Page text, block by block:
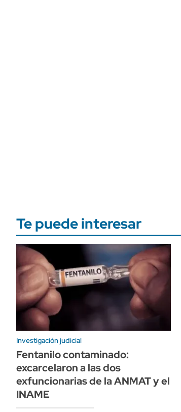
Te puede interesar
Investigación judicial
Fentanilo contaminado:
excarcelaron a las dos
exfuncionarias de la ANMAT y el
INAME